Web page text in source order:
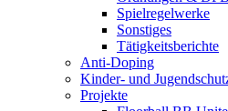
Spielregelwerke
Sonstiges
Tätigkeitsberichte
Anti-Doping
Kinder- und
Projekte